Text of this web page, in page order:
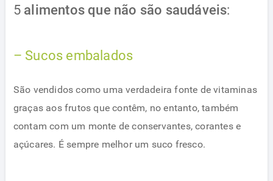
5 alimentos que não são saudáveis:
– Sucos embalados
São vendidos como uma verdadeira fonte de vitaminas
graças aos frutos que contêm, no entanto, também
contam com um monte de conservantes, corantes e
açúcares. É sempre melhor um suco fresco.